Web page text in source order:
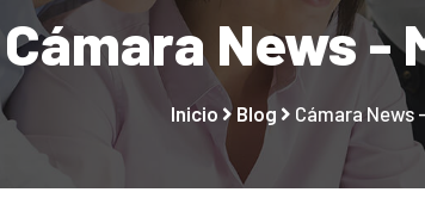
Cámara News -
Inicio Blog Cámara News